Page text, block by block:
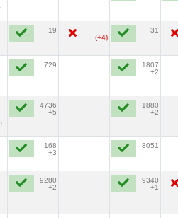
19
(+4)
31
729
1807
+2
4736
+5
1880
+2
168
+3
8051
9280
+2
9340
+1